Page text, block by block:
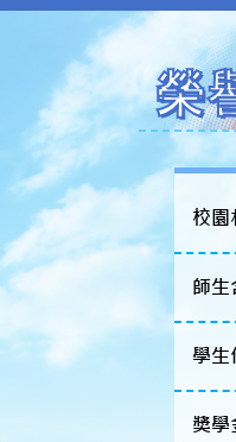
榮
校園
師生
學生
獎學